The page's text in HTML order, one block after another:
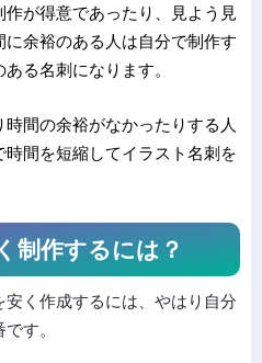
が得意であったり、見よう見
余裕のある人は自分で制作す
る名刺になります。
間の余裕がなかったりする人
時間を短縮してイラスト名刺を
制作するには？
く作成するには、やはり自分
す。